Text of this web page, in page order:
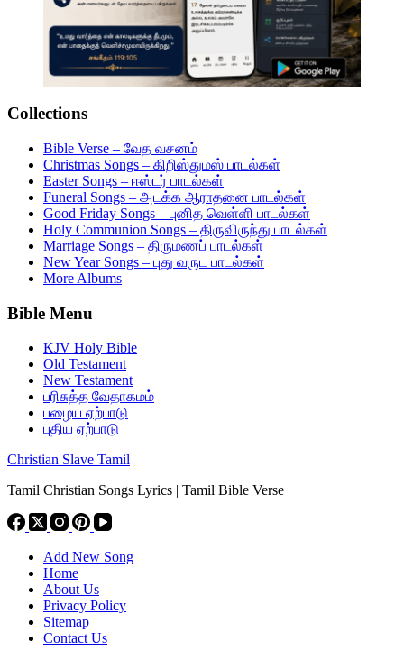
Collections
Bible Verse – வேத வசனம்
Christmas Songs – கிறிஸ்துமஸ் பாடல்கள்
Easter Songs – ஈஸ்டர் பாடல்கள்
Funeral Songs – அடக்க ஆராதனை பாடல்கள்
Good Friday Songs – புனித வெள்ளி பாடல்கள்
Holy Communion Songs – திருவிருந்து பாடல்கள்
Marriage Songs – திருமணப் பாடல்கள்
New Year Songs – புது வருட பாடல்கள்
More Albums
Bible Menu
KJV Holy Bible
Old Testament
New Testament
பரிசுத்த வேதாகமம்
பழைய ஏற்பாடு
புதிய ஏற்பாடு
Christian Slave Tamil
Tamil Christian Songs Lyrics | Tamil Bible Verse
Add New Song
Home
About Us
Privacy Policy
Sitemap
Contact Us